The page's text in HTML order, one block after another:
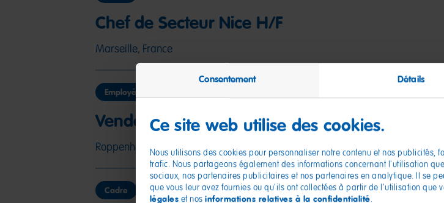
Consentement Détails
Ce site web utilise des cookies.
Nous utilisons des cookies pour personnaliser notre contenu et nos publicités,
trafic. Nous partageons également des informations concernant l'utilisation
sociaux, nos partenaires publicitaires et nos partenaires en analytique. Il se
que vous leur avez fournies ou qu'ils ont collectées à partir de l'utilisation que
légales et nos informations relatives à la confidentialité.
Chef de Secteur Nice H/F
Marseille, France
Employé
Vendeur 24h H/F
Roppenheim, France
Cadre